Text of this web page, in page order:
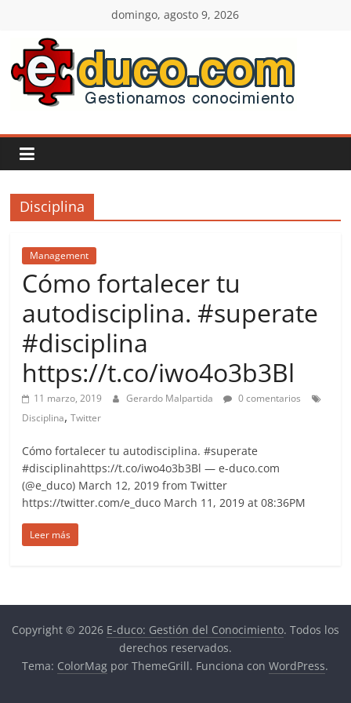
contenido
domingo, agosto 9, 2026
E-
duco:
Gestión
del
Conocimiento
more.
Do
more.
Disciplina
Management
Cómo fortalecer tu
autodisciplina. #superate
#disciplina
https://t.co/iwo4o3b3Bl
11 marzo, 2019 Gerardo Malpartida
0 comentarios
Disciplina,Twitter
Cómo fortalecer tu autodisciplina. #superate
#disciplinahttps://t.co/iwo4o3b3Bl — e-duco.com
(@e_duco) March 12, 2019 from Twitter
https://twitter.com/e_duco March 11, 2019 at 08:36PM
Leer más
Copyright © 2026 E-duco: Gestión del Conocimiento. Todos los
derechos reservados.
Tema: ColorMag por ThemeGrill. Funciona conWordPress.